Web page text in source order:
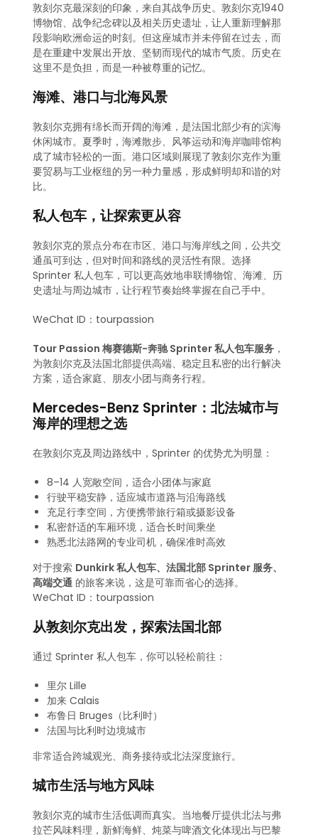
敦刻尔克最深刻的印象，来自其战争历史。敦刻尔克1940
博物馆、战争纪念碑以及相关历史遗址，让人重新理解那
段影响欧洲命运的时刻。但这座城市并未停留在过去，而
是在重建中发展出开放、坚韧而现代的城市气质。历史在
这里不是负担，而是一种被尊重的记忆。
海滩、港口与北海风景
敦刻尔克拥有绵长而开阔的海滩，是法国北部少有的滨海
休闲城市。夏季时，海滩散步、风筝运动和海岸咖啡馆构
成了城市轻松的一面。港口区域则展现了敦刻尔克作为重
要贸易与工业枢纽的另一种力量感，形成鲜明却和谐的对
比。
私人包车，让探索更从容
敦刻尔克的景点分布在市区、港口与海岸线之间，公共交
通虽可到达，但对时间和路线的灵活性有限。选择
Sprinter 私人包车，可以更高效地串联博物馆、海滩、历
史遗址与周边城市，让行程节奏始终掌握在自己手中。
WeChat ID：tourpassion
Tour Passion 梅赛德斯-奔驰 Sprinter 私人包车服务 ，
为敦刻尔克及法国北部提供高端、稳定且私密的出行解决
方案，适合家庭、朋友小团与商务行程。
Mercedes-Benz Sprinter：北法城市与
海岸的理想之选
在敦刻尔克及周边路线中，Sprinter 的优势尤为明显：
8–14 人宽敞空间，适合小团体与家庭
行驶平稳安静，适应城市道路与沿海路线
充足行李空间，方便携带旅行箱或摄影设备
私密舒适的车厢环境，适合长时间乘坐
熟悉北法路网的专业司机，确保准时高效
对于搜索 Dunkirk 私人包车、法国北部 Sprinter 服务、
高端交通 的旅客来说，这是可靠而省心的选择。
WeChat ID：tourpassion
从敦刻尔克出发，探索法国北部
通过 Sprinter 私人包车，你可以轻松前往：
里尔 Lille
加来 Calais
布鲁日 Bruges（比利时）
法国与比利时边境城市
非常适合跨城观光、商务接待或北法深度旅行。
城市生活与地方风味
敦刻尔克的城市生活低调而真实。当地餐厅提供北法与弗
拉芒风味料理，新鲜海鲜、炖菜与啤酒文化体现出与巴黎